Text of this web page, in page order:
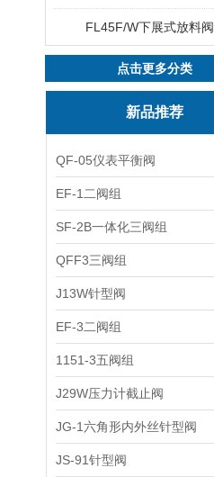
FL45F/W下展式放料阀
点击更多分类
新品推荐
QF-05仪表平衡阀
EF-1二阀组
SF-2B一体化三阀组
QFF3三阀组
J13W针型阀
EF-3二阀组
1151-3五阀组
J29W压力计截止阀
JG-1六角形内外丝针型阀
JS-91针型阀